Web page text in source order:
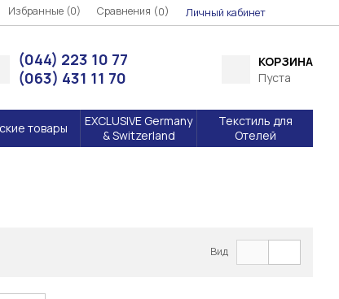
Избранные (0) Сравнения (0) Личный кабинет
(044) 223 10 77
(063) 431 11 70
КОРЗИНА
Пуста
товары
EXCLUSIVE Germany
& Switzerland
Текстиль для
Отелей
Вид